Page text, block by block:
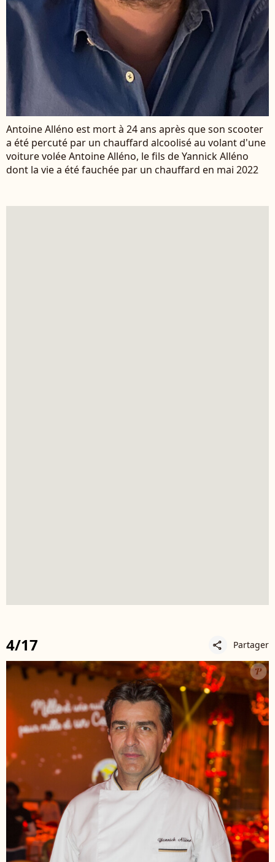
Antoine Alléno est mort à 24 ans après que son scooter
a été percuté par un chauffard alcoolisé au volant d'une
voiture volée Antoine Alléno, le fils de Yannick Alléno
dont la vie a été fauchée par un chauffard en mai 2022
4/17 share Partager